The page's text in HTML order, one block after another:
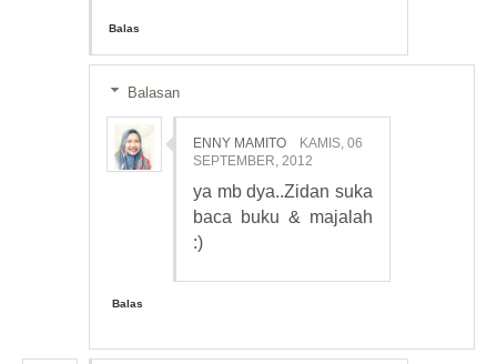
Balas
Balasan
ENNY MAMITO
KAMIS, 06
SEPTEMBER, 2012
ya mb dya..Zidan suka
baca buku & majalah
:)
Balas